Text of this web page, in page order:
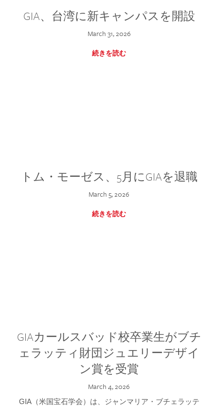
GIA、台湾に新キャンパスを開設
March 31, 2026
続きを読む
トム・モーゼス、5月にGIAを退職
March 5, 2026
続きを読む
GIAカールスバッド校卒業生がブチ
ェラッティ財団ジュエリーデザイ
ン賞を受賞
March 4, 2026
GIA（米国宝石学会）は、ジャンマリア・ブチェラッテ